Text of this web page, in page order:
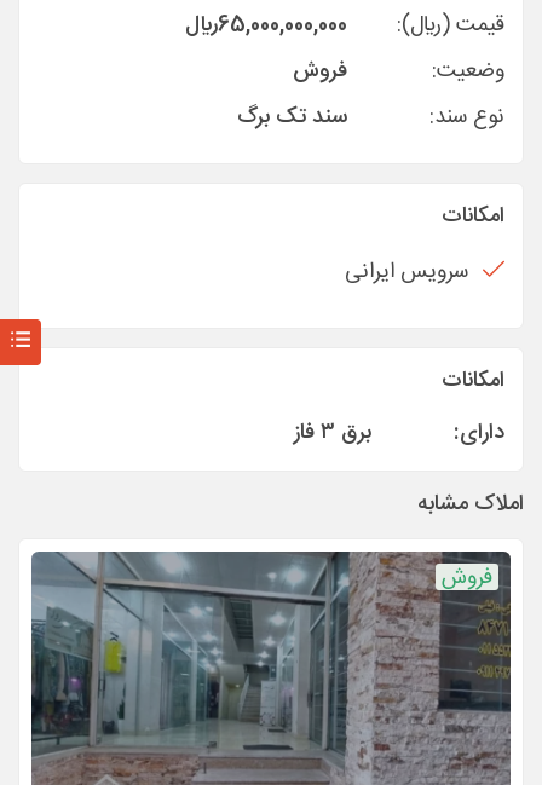
قیمت (ريال):
65,000,000,000ريال
وضعیت:
فروش
نوع سند:
سند تک برگ
امکانات
سرویس ایرانی
امکانات
دارای:
برق ۳ فاز
املاک مشابه
فروش